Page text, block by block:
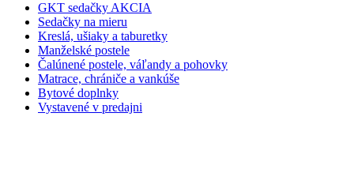
GKT sedačky AKCIA
Sedačky na mieru
Kreslá, ušiaky a taburetky
Manželské postele
Čalúnené postele, váľandy a pohovky
Matrace, chrániče a vankúše
Bytové doplnky
Vystavené v predajni